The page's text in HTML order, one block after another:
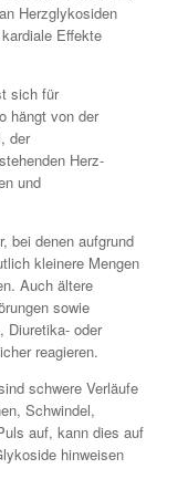
Herzglykosiden
Effekte
sich für
hängt von der
der
Herz-
und
bei denen aufgrund
kleinere Mengen
Auch ältere
sowie
Diuretika- oder
reagieren.
schwere Verläufe
Schwindel,
auf, kann dies auf
hinweisen